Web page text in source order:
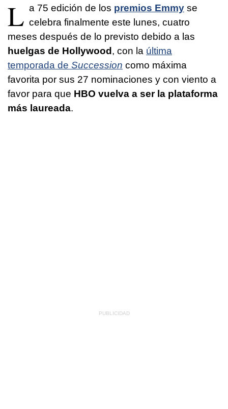
L a 75 edición de los premios Emmy se
celebra finalmente este lunes, cuatro
meses después de lo previsto debido a las
huelgas de Hollywood, con la última
temporada de Succession como máxima
favorita por sus 27 nominaciones y con viento a
favor para que HBO vuelva a ser la plataforma
más laureada.